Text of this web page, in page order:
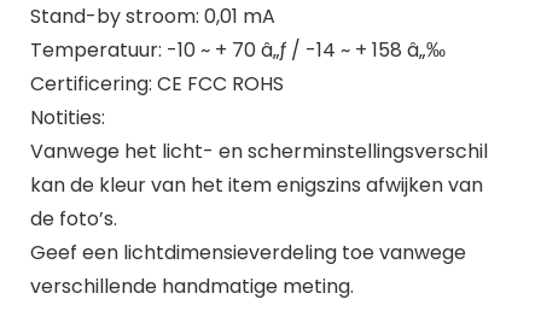
Stand-by stroom: 0,01 mA
Temperatuur: -10 ~ + 70 â„ƒ / -14 ~ + 158 â„‰
Certificering: CE FCC ROHS
Notities:
Vanwege het licht- en scherminstellingsverschil
kan de kleur van het item enigszins afwijken van
de foto’s.
Geef een lichtdimensieverdeling toe vanwege
verschillende handmatige meting.